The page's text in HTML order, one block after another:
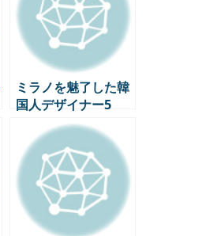
ミラノを魅了した韓
国人デザイナー5
人、K-Fashionの響